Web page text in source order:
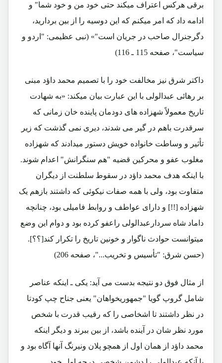
برقی هرکس اعتراف میکند حتی خود من و خود شما" و
ادامه داد که امر میکنم که این دوسیه را از بین بردارید،
دگرجنرال صاحب در جریان است"» (نبی عظیمی: "اردو و
سیاست"، صفحه 115 ـ 116)
داکتر شرق نیز مخالفت خود را با تصمیم محمد داؤد مبنی
بر رهائی عبدالولی با این عبارت بیان میکند: «به شهادت
تاریخ معمولاً شهزاده های دودمان پاینده خان زمانی که
سرقدرت باهم در گیر می شدند، دیری نمی گذشت که زیر
تأثیر و وساطت خانواده خویش دستور میدادند که شهزاده
مغلوب عفو و محرکین قضیه "هم سنگرانش" اعدام شوند.
با اینکه هدف محمد داؤد در سقوط سلطنت از دیگران
متفاوت بود، ولی با همه صفات نیکوئی که داشتند بازهم یک
شهزاده [!!] و دارای عواطف و روابط فامیلی بود، چنانچه
داماد شاه سردارعبدالولی راعفو کرده بود و دوام این وضع
میتوانست حوادث ناگوار و خونین تاریخ را تکرار کند[؟؟].
(حسن شرق: "تأسیس و تخریب..."، صفحه 206)
از مثال فوق دو نتیجه بدست می آید: یکی ـ اینکه عناصر
شامل گروپ گویا "جمهوریخواهان" یعنی جناح چپ کودتا
در نظر داشتند تا اشخاصی را که رقیب قدرت با شخص
مورد نظر شان در آینده باشد، از بین ببرند و دیگر اینکه
محمد داؤد از همان اول از همچو پلان ونیرنگ آنها آگاه بود و